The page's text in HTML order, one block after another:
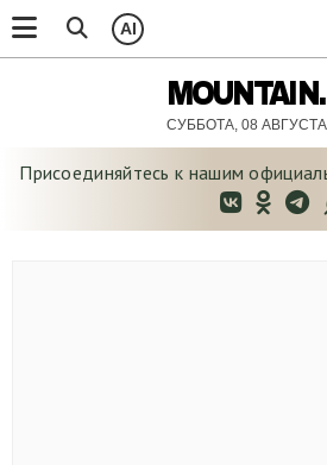
AI
СУББОТА, 08
Присоединяйтесь к нашим